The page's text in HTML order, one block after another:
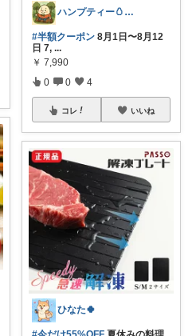
ハンプティー🥚｜タイパ便利グッズ
#半額クーポン 8月1日〜8月12
日 7, ...
￥ 7,990
0 0 4
コレ いいね
ひなた🍀